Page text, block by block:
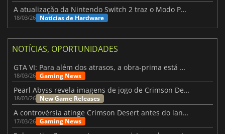
A atualização da Nintendo Switch 2 traz o Modo Portátil aos jogos mais antigos da Switch
18/03/26 Notícias de Hardware
NOTÍCIAS, OPORTUNIDADES
GTA VI: Para além dos atrasos, a obra-prima está quase a chegar
18/03/26 Gaming News
Pearl Abyss revela imagens de jogo de Crimson Desert para a PS5
18/03/26 New Game Releases
A controvérsia atinge Crimson Desert antes do lançamento
17/03/26 Gaming News